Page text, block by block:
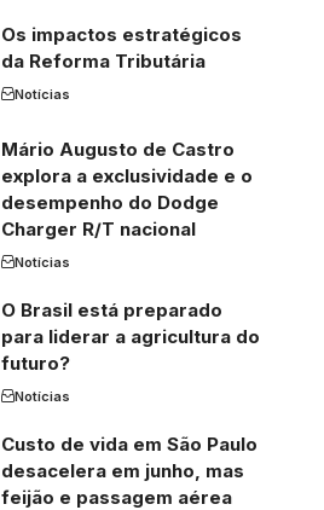
Os impactos estratégicos
da Reforma Tributária
Notícias
Mário Augusto de Castro
explora a exclusividade e o
desempenho do Dodge
Charger R/T nacional
Notícias
O Brasil está preparado
para liderar a agricultura do
futuro?
Notícias
Custo de vida em São Paulo
desacelera em junho, mas
feijão e passagem aérea